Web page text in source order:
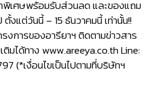
พิเศษพร้อมรับส่วนลด และของแถม
แต่วันนี้ – 15 ธันวาคมนี้ เท่านั้น!!
งการของอารียาฯ ติดตามข่าวสาร
มได้ทาง www.areeya.co.th Line:
(*เงื่อนไขเป็นไปตามที่บริษัทฯ